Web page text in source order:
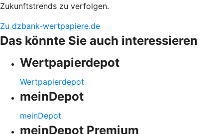
Zukunftstrends zu verfolgen.
Zu dzbank-wertpapiere.de
Das könnte Sie auch interessieren
Wertpapierdepot
Wertpapierdepot
meinDepot
meinDepot
meinDepot Premium